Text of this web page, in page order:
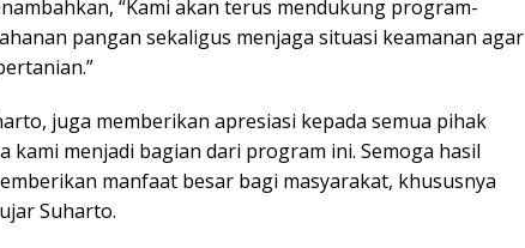
“Kami akan terus mendukung program-
pangan sekaligus menjaga situasi keamanan agar
juga memberikan apresiasi kepada semua pihak
kami menjadi bagian dari program ini. Semoga hasil
manfaat besar bagi masyarakat, khususnya
Suharto.